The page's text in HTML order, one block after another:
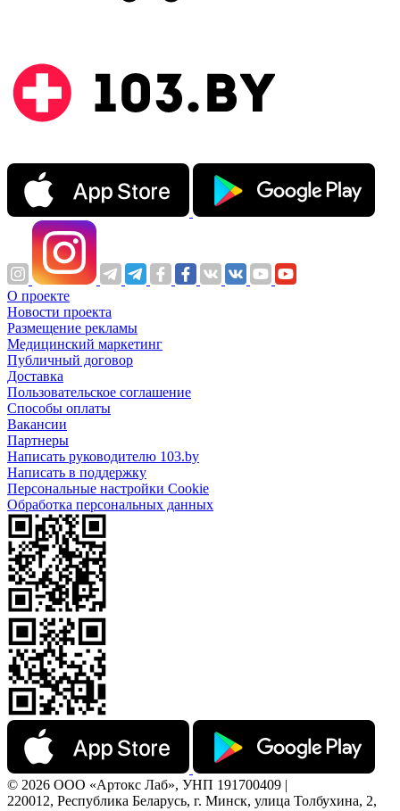
О проекте
Новости проекта
Размещение рекламы
Медицинский маркетинг
Публичный договор
Доставка
Пользовательское соглашение
Способы оплаты
Вакансии
Партнеры
Написать руководителю 103.by
Написать в поддержку
Персональные настройки Cookie
Обработка персональных данных
© 2026 ООО «Артокс Лаб», УНП 191700409 |
220012, Республика Беларусь, г. Минск, улица Толбухина, 2,